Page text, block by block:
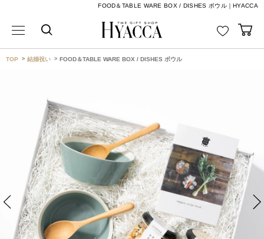
FOOD＆TABLE WARE BOX / DISHES ボウル｜HYACCA
TOP 結婚祝い FOOD＆TABLE WARE BOX / DISHES ボウル